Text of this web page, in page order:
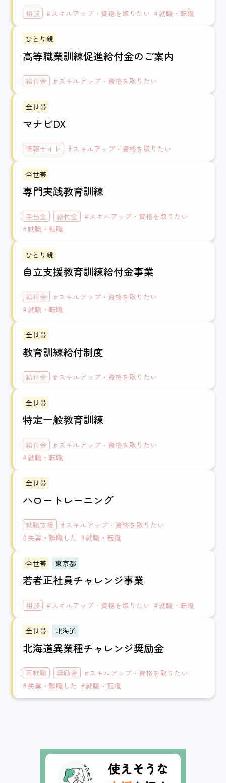
相談 スキルアップ・資格を取りたい 就職・転職
ひとり親
高等職業訓練促進給付金のご案内
給付金 スキルアップ・資格を取りたい
全世帯
マナビDX
情報サイト スキルアップ・資格を取りたい
全世帯
専門実践教育訓練
手当金 給付金
スキルアップ・資格を取りたい
就職・転職
ひとり親
自立支援教育訓練給付金事業
給付金
スキルアップ・資格を取りたい
就職・転職
全世帯
教育訓練給付制度
給付金 スキルアップ・資格を取りたい
全世帯
特定一般教育訓練
給付金
スキルアップ・資格を取りたい
就職・転職
全世帯
ハロートレーニング
就職支援
スキルアップ・資格を取りたい
失業・離職した
就職・転職
全世帯 東京都
若者正社員チャレンジ事業
相談 スキルアップ・資格を取りたい 就職・転職
全世帯 北海道
北海道異業種チャレンジ奨励金
再就職 奨励金
スキルアップ・資格を取りたい
失業・離職した
就職・転職
使えそうな